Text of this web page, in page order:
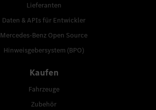
Lieferanten
Daten & APIs für Entwickler
Mercedes-Benz Open Source
Hinweisgebersystem (BPO)
Kaufen
Fahrzeuge
Zubehör